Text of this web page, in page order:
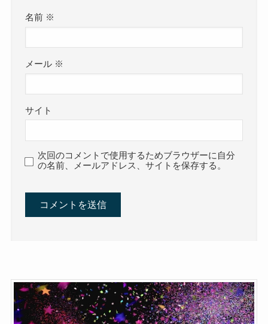
名前 ※
メール ※
サイト
次回のコメントで使用するためブラウザーに自分
の名前、メールアドレス、サイトを保存する。